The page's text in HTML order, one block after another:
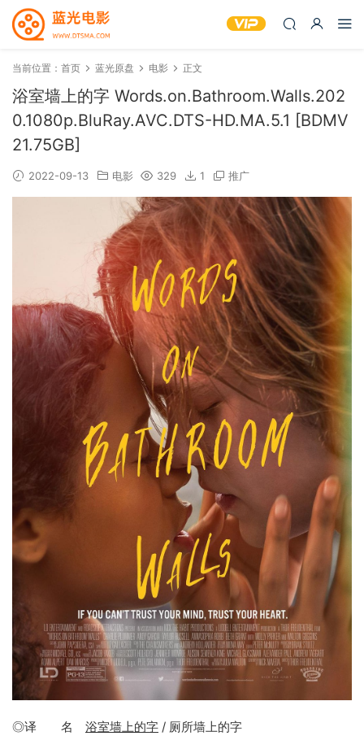
当前位置： 首页 蓝光原盘 电影 正文
浴室墙上的字 Words.on.Bathroom.Walls.202
0.1080p.BluRay.AVC.DTS-HD.MA.5.1 [BDMV
21.75GB]
2022-09-13 电影 329 1 推广
◎译 名 浴室墙上的字 / 厕所墙上的字